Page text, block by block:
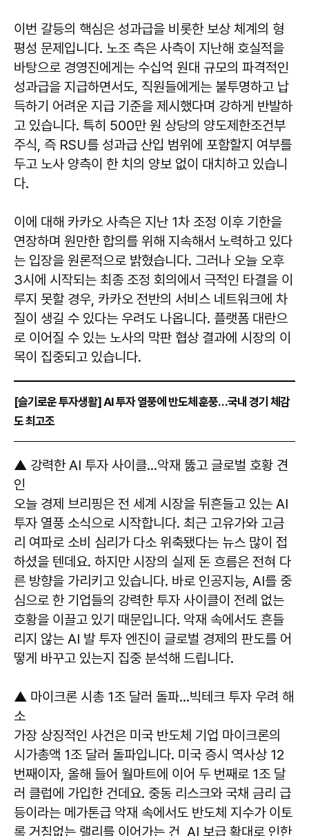
이번 갈등의 핵심은 성과급을 비롯한 보상 체계의 형
평성 문제입니다. 노조 측은 사측이 지난해 호실적을
바탕으로 경영진에게는 수십억 원대 규모의 파격적인
성과급을 지급하면서도, 직원들에게는 불투명하고 납
득하기 어려운 지급 기준을 제시했다며 강하게 반발하
고 있습니다. 특히 500만 원 상당의 양도제한조건부
주식, 즉 RSU를 성과급 산입 범위에 포함할지 여부를
두고 노사 양측이 한 치의 양보 없이 대치하고 있습니
다.
이에 대해 카카오 사측은 지난 1차 조정 이후 기한을
연장하며 원만한 합의를 위해 지속해서 노력하고 있다
는 입장을 원론적으로 밝혔습니다. 그러나 오늘 오후
3시에 시작되는 최종 조정 회의에서 극적인 타결을 이
루지 못할 경우, 카카오 전반의 서비스 네트워크에 차
질이 생길 수 있다는 우려도 나옵니다. 플랫폼 대란으
로 이어질 수 있는 노사의 막판 협상 결과에 시장의 이
목이 집중되고 있습니다.
[슬기로운 투자생활] AI 투자 열풍에 반도체 훈풍…국내 경기 체감
도 최고조
▲ 강력한 AI 투자 사이클…악재 뚫고 글로벌 호황 견
인
오늘 경제 브리핑은 전 세계 시장을 뒤흔들고 있는 AI
투자 열풍 소식으로 시작합니다. 최근 고유가와 고금
리 여파로 소비 심리가 다소 위축됐다는 뉴스 많이 접
하셨을 텐데요. 하지만 시장의 실제 돈 흐름은 전혀 다
른 방향을 가리키고 있습니다. 바로 인공지능, AI를 중
심으로 한 기업들의 강력한 투자 사이클이 전례 없는
호황을 이끌고 있기 때문입니다. 악재 속에서도 흔들
리지 않는 AI 발 투자 엔진이 글로벌 경제의 판도를 어
떻게 바꾸고 있는지 집중 분석해 드립니다.
▲ 마이크론 시총 1조 달러 돌파…빅테크 투자 우려 해
소
가장 상징적인 사건은 미국 반도체 기업 마이크론의
시가총액 1조 달러 돌파입니다. 미국 증시 역사상 12
번째이자, 올해 들어 월마트에 이어 두 번째로 1조 달
러 클럽에 가입한 건데요. 중동 리스크와 국채 금리 급
등이라는 메가톤급 악재 속에서도 반도체 지수가 이토
록 거침없는 랠리를 이어가는 건, AI 보급 확대로 인한